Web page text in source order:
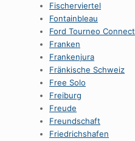
Fischerviertel
Fontainbleau
Ford Tourneo Connect
Franken
Frankenjura
Fränkische Schweiz
Free Solo
Freiburg
Freude
Freundschaft
Friedrichshafen